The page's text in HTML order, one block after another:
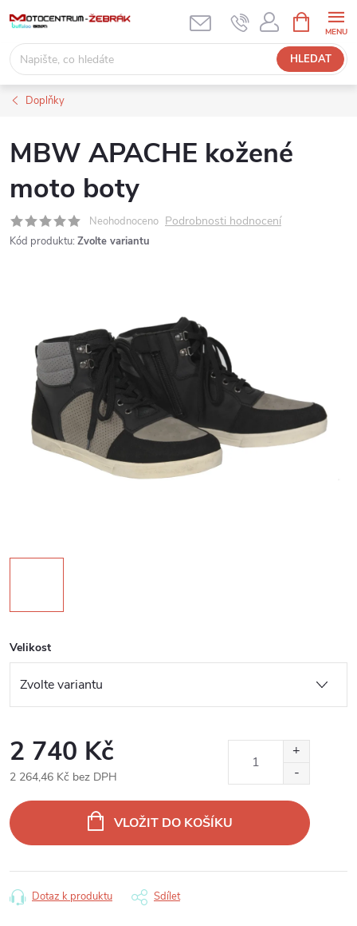
obsah
HLEDAT
NÁKUPNÍ
KOŠÍK
Doplňky
MBW APACHE kožené
moto boty
Neohodnoceno Podrobnosti hodnocení
Kód produktu: Zvolte variantu
Velikost
2 740 Kč
2 264,46 Kč bez DPH
cena:
VLOŽIT DO KOŠÍKU
Dotaz k produktu Sdílet